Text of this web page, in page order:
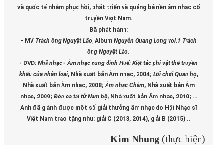
và quốc tế nhằm phục hồi, phát triển và quảng bá nền âm nhạc cổ
truyền Việt Nam.
Đã phát hành:
- MV Trách ông Nguyệt Lão, Album Nguyễn Quang Long vol.1 Trách
ông Nguyệt Lão.
- DVD: Nhã nhạc - Âm nhạc cung đình Huế: Kiệt tác phi vật thể truyền
khẩu của nhân loại, Nhà xuất bản Âm nhạc, 2004; Lối chơi Quan họ,
Nhà xuất bản Âm nhạc, 2008;Âm nhạc Chăm, Nhà xuất bản Âm
nhạc, 2009; Đờn ca tài tử Nam bộ, Nhà xuất bản Âm nhạc, 2010; …
Anh đã giành được một số giải thưởng âm nhạc do Hội Nhạc sĩ
Việt Nam trao tặng như: giải C (2013, 2014), giải B (2015)...
Kim Nhung (thực hiện)